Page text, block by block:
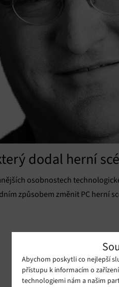
Abychom poskytli co nejlepší
přístupu k informacím o
technologiemi nám a našim
dodal herní
osobnostech
způsobem změnit PC herní